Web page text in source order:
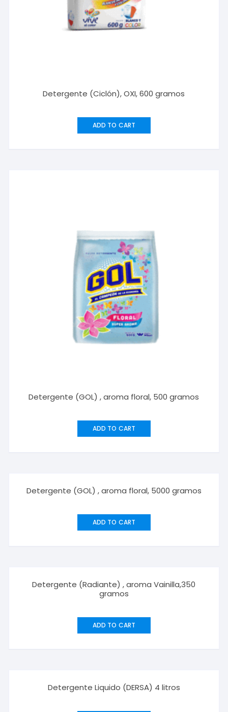
Detergente (Ciclón), OXI, 600 gramos
ADD TO CART
Detergente (GOL) , aroma floral, 500 gramos
ADD TO CART
Detergente (GOL) , aroma floral, 5000 gramos
ADD TO CART
Detergente (Radiante) , aroma Vainilla,350
gramos
ADD TO CART
Detergente Liquido (DERSA) 4 litros